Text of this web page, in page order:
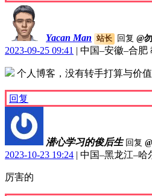
Yacan Man 站长 回复 @
2023-09-25 09:41 中国–安徽–合肥
个人博客，没有转手打算与价值
回复
潜心学习的俊后生 回复
2023-10-23 19:24 中国–黑龙江–哈
厉害的